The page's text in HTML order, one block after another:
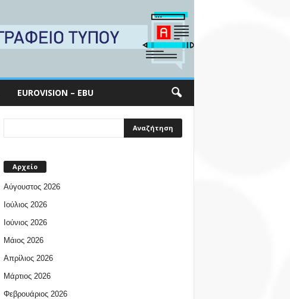
EUROVISION – EBU
Αρχείο
Αύγουστος 2026
Ιούλιος 2026
Ιούνιος 2026
Μάιος 2026
Απρίλιος 2026
Μάρτιος 2026
Φεβρουάριος 2026